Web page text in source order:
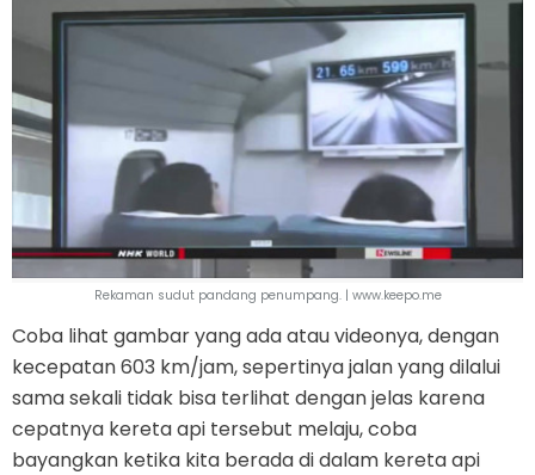
Rekaman sudut pandang penumpang. | www.keepo.me
Coba lihat gambar yang ada atau videonya, dengan
kecepatan 603 km/jam, sepertinya jalan yang dilalui
sama sekali tidak bisa terlihat dengan jelas karena
cepatnya kereta api tersebut melaju, coba
bayangkan ketika kita berada di dalam kereta api